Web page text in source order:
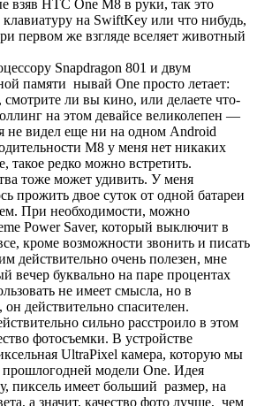
взяв HTC One M8 в руки, так это
на SwiftKey или что нибудь,
первом же взгляде вселяет животный
Snapdragon 801 и двум
памяти нывай One просто летает:
ли вы кино, или делаете что-
на этом девайсе великолепен —
не видел еще ни на одном Android
M8 у меня нет никаких
такое редко можно встретить.
тоже может удивить. У меня
прожить двое суток от одной батареи
При необходимости, можно
Power Saver, который выключит в
кроме возможности звонить и писать
очень полезен, мне
вечер буквально на паре процентах
не имеет смысла, но в
действительно спасителен.
сильно расстроило в этом
фотосъемки. В устройстве
UltraPixel камера, которую мы
прошлогодней модели One. Идея
пиксель имеет больший размер, на
а значит, качество фото лучше, чем